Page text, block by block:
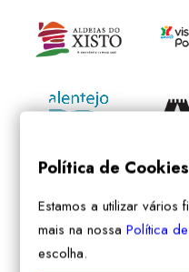
Política de Cookies
Estamos a utilizar vários
mais na nossaPolítica
escolha.